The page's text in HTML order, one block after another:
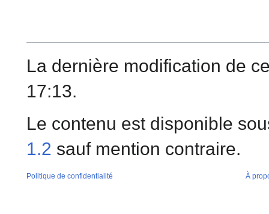
La dernière modification de
17:13.
Le contenu est disponible
1.2 sauf mention contraire.
Politique de confidentialité À